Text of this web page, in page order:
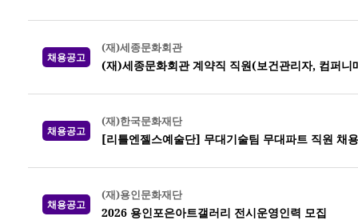
채용공고
(재)세종문화회관
(재)세종문화회관 계약직 직원(보건관리자, 컴퍼
채용공고
(재)한국문화재단
[리틀엔젤스예술단] 무대기술팀 무대파트 직원 채용
채용공고
(재)용인문화재단
2026 용인포은아트갤러리 전시운영인력 모집